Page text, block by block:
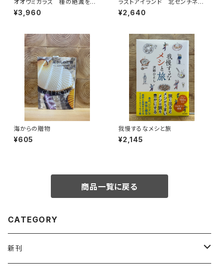
オオウミガラス 種の絶滅をめ
ぐる物語
¥3,960
ラストアイランド 北センチネル
島 なぜ外界との接触を拒み続
けるのか
¥2,640
海からの贈物
¥605
我慢するなメシと旅
¥2,145
商品一覧に戻る
CATEGORY
新刊